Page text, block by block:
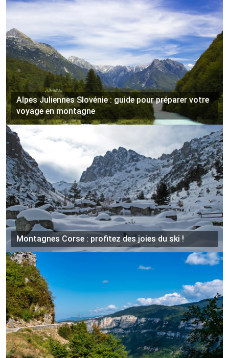
Alpes Juliennes Slovénie : guide pour préparer votre
voyage en montagne
Montagnes Corse : profitez des joies du ski !